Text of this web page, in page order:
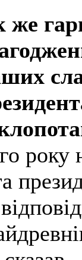
же
року